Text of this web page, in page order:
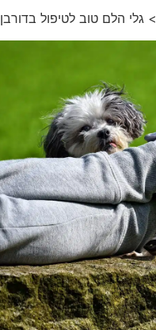
> גלי הלם טוב לטיפול בדורבן